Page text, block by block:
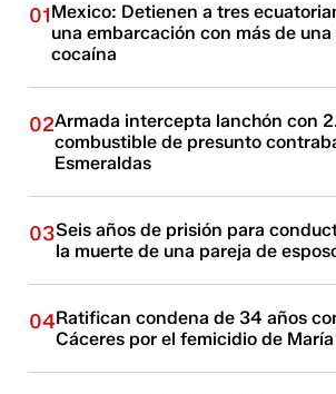
01Mexico: Detienen a tres
una embarcación con más de
cocaína
02Armada intercepta lanchón con
combustible de presunto
Esmeraldas
03Seis años de prisión para
la muerte de una pareja de
04Ratifican condena de 34 años
Cáceres por el femicidio de